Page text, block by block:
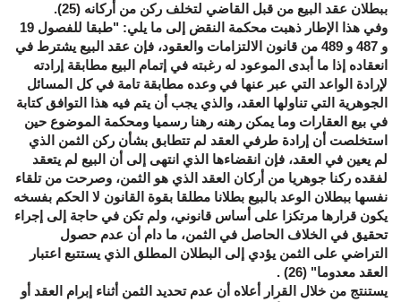
ببطلان عقد البيع من قبل القاضي لتخلف ركن من أرکانه (25).
وفي هذا الإطار ذهبت محكمة النقض إلى ما يلي:
"طبقا للفصول 19
و 487 و 489 من قانون الالتزامات والعقود، فإن عقد البيع يشترط في
انعقاده إذا ما أبدى الموعود له رغبته في إتمام البيع مطابقة إرادته
لإرادة الواعد التي عبر عنها في وعده مطابقة تامة في كل المسائل
الجوهرية التي تناولها العقد، والذي يجب أن يتم فيه هذا التوافق كتابة
في بيع العقارات وما يمكن رهنه رهنا رسميا ومحكمة الموضوع حين
استخلصت أن إرادة طرفي العقد لم تتطابق بشأن ركن الثمن الذي
لم يعين في العقد، فإن انقضاءها الذي انتهى إلى أن البيع لم يتعقد
لفقده ركنا جوهريا من أركان العقد الذي هو الثمن، وصرحت من تلقاء
نفسها ببطلان الوعد بالبيع بطلانا مطلقا بقوة القانون لا الحكم بفسخه
يكون قرارها مرتكزا على أساس قانوني، ولم تكن في حاجة إلى إجراء
تحقيق في الخلاف الحاصل في الثمن، ما دام أن عدم حصول
التراضي على الثمن يؤدي إلى البطلان المطلق الذي يستتبع اعتبار
العقد معدوما" (26) .
يستنتج من خلال القرار أعلاه أن عدم تحديد الثمن أثناء إبرام العقد أو